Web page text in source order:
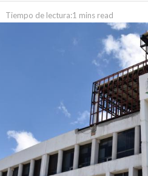
Tiempo de lectura:1 mins read